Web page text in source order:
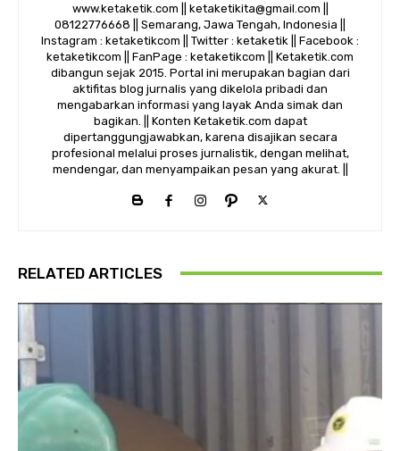
www.ketaketik.com || ketaketikita@gmail.com ||
08122776668 || Semarang, Jawa Tengah, Indonesia ||
Instagram : ketaketikcom || Twitter : ketaketik || Facebook :
ketaketikcom || FanPage : ketaketikcom || Ketaketik.com
dibangun sejak 2015. Portal ini merupakan bagian dari
aktifitas blog jurnalis yang dikelola pribadi dan
mengabarkan informasi yang layak Anda simak dan
bagikan. || Konten Ketaketik.com dapat
dipertanggungjawabkan, karena disajikan secara
profesional melalui proses jurnalistik, dengan melihat,
mendengar, dan menyampaikan pesan yang akurat. ||
RELATED ARTICLES